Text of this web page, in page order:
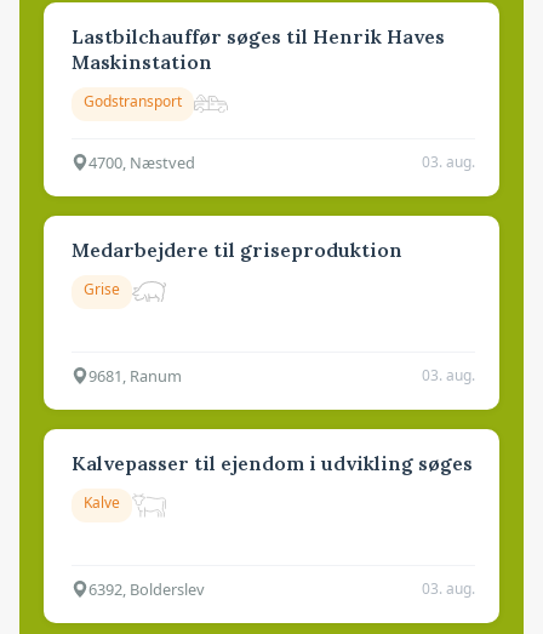
Lastbilchauffør søges til Henrik Haves
Maskinstation
Godstransport
4700, Næstved 03. aug.
Medarbejdere til griseproduktion
Grise
9681, Ranum 03. aug.
Kalvepasser til ejendom i udvikling søges
Kalve
6392, Bolderslev 03. aug.